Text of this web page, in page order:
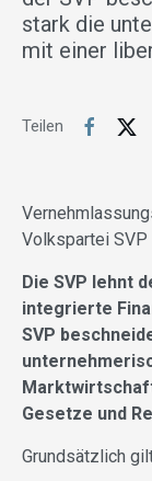
stark die
mit einer
Teilen
Volkspartei SVP
Die SVP lehnt
integrierte
SVP
Gesetze und
Grundsätzlich